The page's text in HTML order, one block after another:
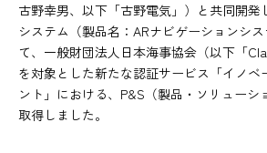
古野幸男、以下「古野電気」）と共同開発
システム（製品名：ARナビゲーションシ
て、一般財団法人日本海事協会（以下「
を対象とした新たな認証サービス「イノベ
ント」における、P&S（製品・ソリューシ
取得しました。